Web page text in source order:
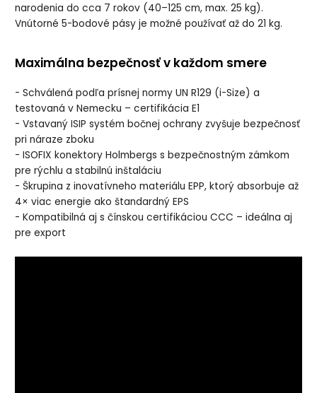
narodenia do cca 7 rokov (40–125 cm, max. 25 kg).
Vnútorné 5-bodové pásy je možné používať až do 21 kg.
Maximálna bezpečnosť v každom smere
- Schválená podľa prísnej normy UN R129 (i-Size) a
testovaná v Nemecku – certifikácia E1
- Vstavaný ISIP systém bočnej ochrany zvyšuje bezpečnosť
pri náraze zboku
- ISOFIX konektory Holmbergs s bezpečnostným zámkom
pre rýchlu a stabilnú inštaláciu
- Škrupina z inovatívneho materiálu EPP, ktorý absorbuje až
4× viac energie ako štandardný EPS
- Kompatibilná aj s čínskou certifikáciou CCC – ideálna aj
pre export